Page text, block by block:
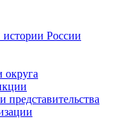
России
округа